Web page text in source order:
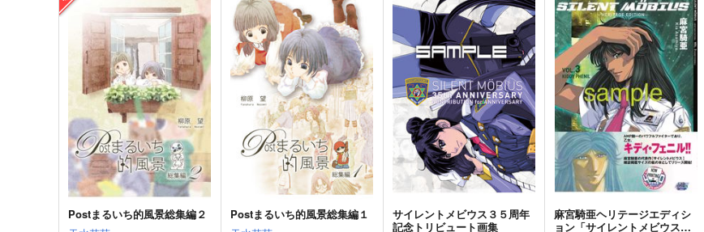
Postまるいち的風景総集編２
Postまるいち的風景総集編１
サイレントメビウス３５周年
記念トリビュート画集
麻宮騎亜ヘリテージエディシ
ョン「サイレントメビウス」